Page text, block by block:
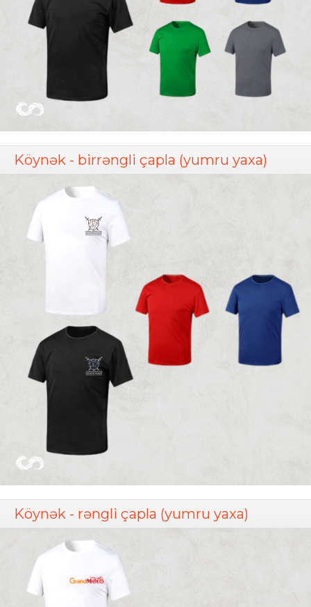
Köynək - birrəngli çapla (yumru yaxa)
Köynək - rəngli çapla (yumru yaxa)